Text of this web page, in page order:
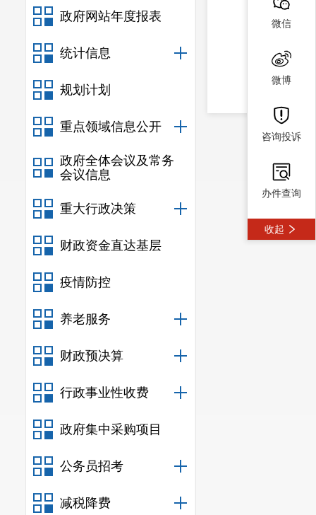
政府网站年度报表
统计信息
规划计划
重点领域信息公开
政府全体会议及常务
会议信息
重大行政决策
财政资金直达基层
疫情防控
养老服务
财政预决算
行政事业性收费
政府集中采购项目
公务员招考
减税降费
微信
微博
咨询投诉
办件查询
收起